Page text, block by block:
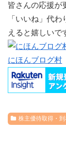
皆さんの応援が
「いいね」代
えると嬉しいで
にほんブログ村
株主優待取得・到